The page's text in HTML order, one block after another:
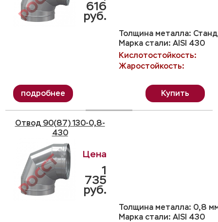
Толщина металла:
Марка стали: AISI 430
Кислотостойкость:
Жаростойкость:
616
руб.
Купить
Отвод 90(87) 130-0,8-
430
Толщина металла: 0,8
Марка стали: AISI 430
1
735
руб.